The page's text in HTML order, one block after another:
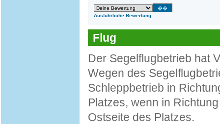
Ausführliche Bewertung
Flug
Der Segelflugbetrieb hat
Wegen des
Schleppbetrieb in
Platzes, wenn in
Ostseite des Platzes.